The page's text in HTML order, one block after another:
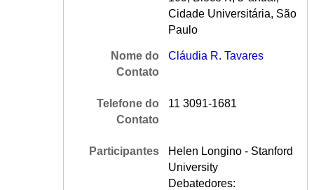
Cidade Universitária, São
Paulo
Nome do
Contato
Cláudia R. Tavares
Telefone do
Contato
11 3091-1681
Participantes
Helen Longino - Stanford
University
Debatedores: